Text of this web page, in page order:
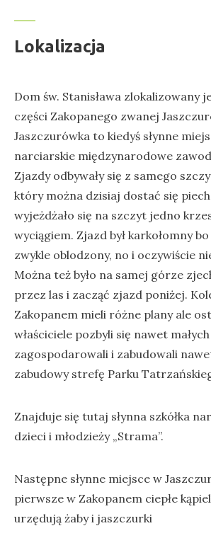
Lokalizacja
Dom św. Stanisława zlokalizowany
części Zakopanego zwanej
Jaszczurówka to kiedyś słynne
narciarskie międzynarodowe
Zjazdy odbywały się z samego
który można dzisiaj dostać się
wyjeżdżało się na szczyt jedno
wyciągiem. Zjazd był karkołomny
zwykle oblodzony, no i oczywiście
Można też było na samej górze
przez las i zacząć zjazd poniżej.
Zakopanem mieli różne plany ale
właściciele pozbyli się nawet
zagospodarowali i zabudowali
zabudowy strefę Parku
Znajduje się tutaj słynna szkółka
dzieci i młodzieży „Strama”.
Następne słynne miejsce w
pierwsze w Zakopanem ciepłe
urzędują żaby i jaszczurki